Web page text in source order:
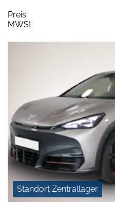
Preis:
MWSt:
Standort Zentrallager